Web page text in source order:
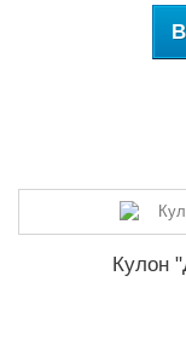
Кулон